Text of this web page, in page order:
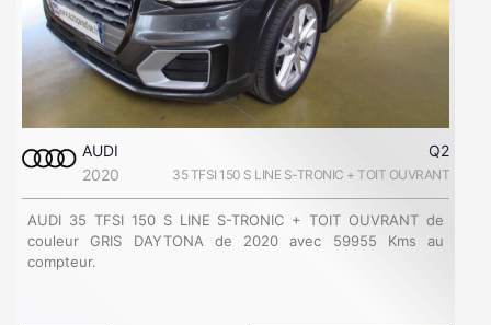
AUDI
Q2
2020
35 TFSI 150 S LINE S-TRONIC + TOIT OUVRANT
AUDI 35 TFSI 150 S LINE S-TRONIC + TOIT OUVRANT de
couleur GRIS DAYTONA de 2020 avec 59955 Kms au
compteur.